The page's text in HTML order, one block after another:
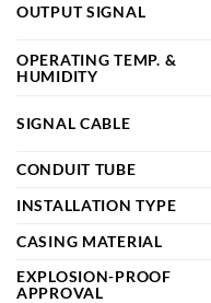
OUTPUT SIGNAL
OPERATING TEMP. &
HUMIDITY
SIGNAL CABLE
CONDUIT TUBE
INSTALLATION TYPE
CASING MATERIAL
EXPLOSION-PROOF
APPROVAL